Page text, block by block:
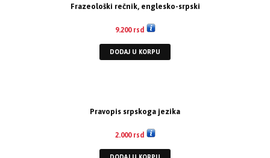
Frazeološki rečnik, englesko-srpski
9.200 rsd
DODAJ U KORPU
Pravopis srpskoga jezika
2.000 rsd